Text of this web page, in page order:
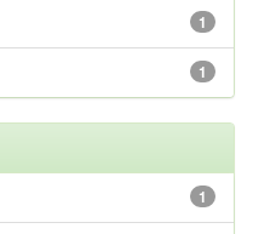
1
1
1